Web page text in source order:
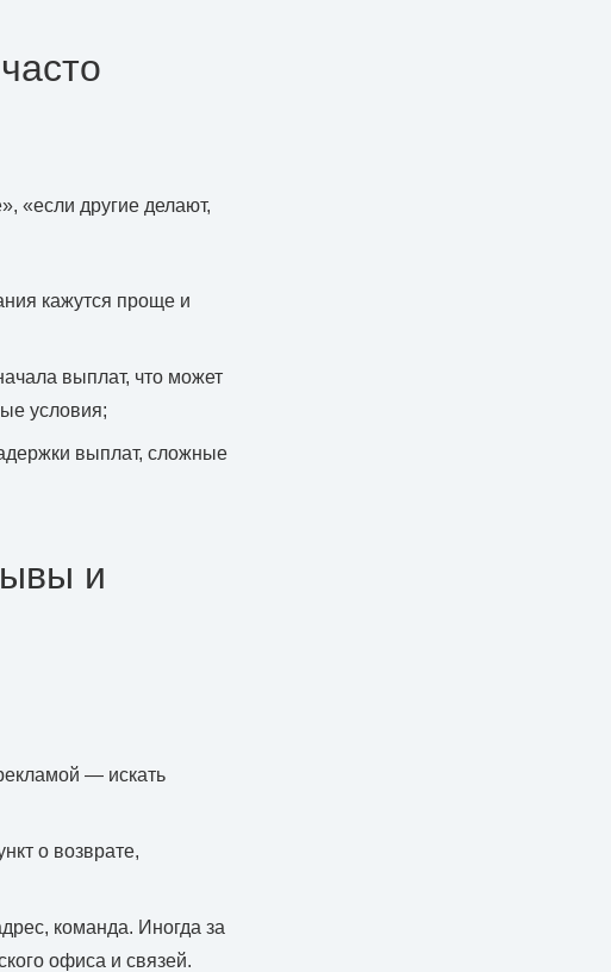
«если другие делают,
кажутся проще и
выплат, что может
условия;
выплат, сложные
и
— искать
о возврате,
команда. Иногда за
офиса и связей.